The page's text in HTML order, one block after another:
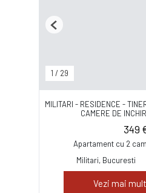
1 / 29
Previous
MILITARI - RESIDENCE -
CAMERE DE
349
Apartament cu 2
Militari, Bucuresti
Vezi mai